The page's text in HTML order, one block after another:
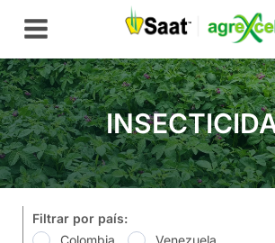
Main
Menu
Filtrar por país:
Colombia
Venezuela